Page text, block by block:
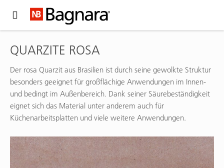
QUARZITE ROSA
Der rosa Quarzit aus Brasilien ist durch seine gewolkte Struktur
besonders geeignet für großflächige Anwendungen im Innen-
und bedingt im Außenbereich. Dank seiner Säurebeständigkeit
eignet sich das Material unter anderem auch für
Küchenarbeitsplatten und viele weitere Anwendungen.